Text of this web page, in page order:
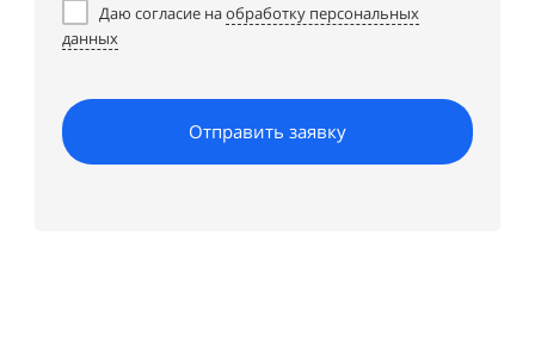
Даю согласие наобработку персональных
данных
Отправить заявку